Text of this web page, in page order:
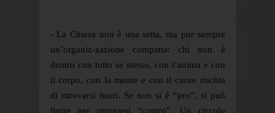
- La Chiesa non è una setta, ma pur sempre
un’organiz-zazione compatta: chi non è
dentro con tutto se stesso, con l’anima e con
il corpo, con la mente e con il cuore rischia
di ritrovarsi fuori. Se non si è “pro”, si può
finire per ritrovarsi “contro”. Un circolo